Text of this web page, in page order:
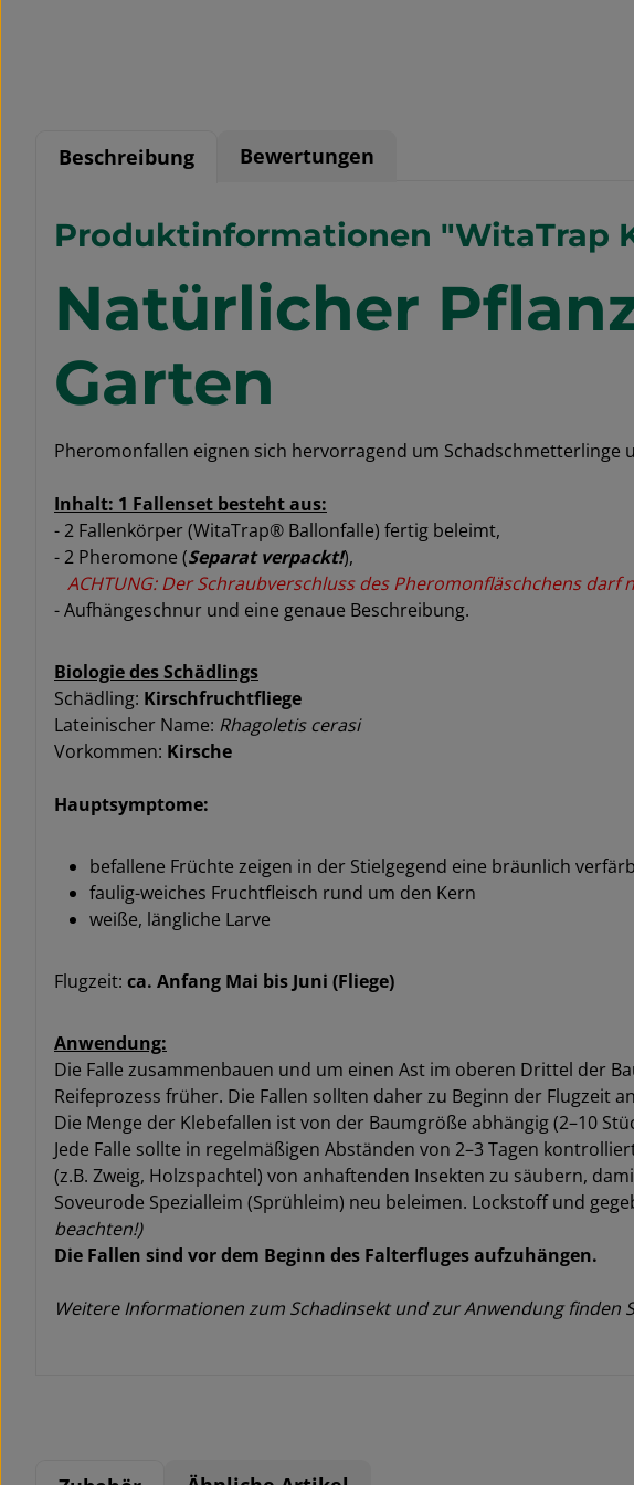
Beschreibung Bewertungen
Produktinformationen "WitaTrap
Natürlicher
Garten
Pheromonfallen eignen sich hervorragend um Schadschmetterlinge
Inhalt: 1 Fallenset besteht aus:
- 2 Fallenkörper (WitaTrap® Ballonfalle) fertig beleimt,
- 2 Pheromone (Separat verpackt!),
ACHTUNG: Der Schraubverschluss des Pheromonfläschchens darf
- Aufhängeschnur und eine genaue Beschreibung.
Biologie des Schädlings
Schädling: Kirschfruchtfliege
Lateinischer Name: Rhagoletis cerasi
Vorkommen: Kirsche
Hauptsymptome:
befallene Früchte zeigen in der Stielgegend eine bräunlich
faulig-weiches Fruchtfleisch rund um den Kern
weiße, längliche Larve
Flugzeit: ca. Anfang Mai bis Juni (Fliege)
Anwendung:
Die Falle zusammenbauen und um einen Ast im oberen Drittel der
Reifeprozess früher. Die Fallen sollten daher zu Beginn der Flugzeit
Die Menge der Klebefallen ist von der Baumgröße abhängig (2–10
Jede Falle sollte in regelmäßigen Abständen von 2–3 Tagen
(z.B. Zweig, Holzspachtel) von anhaftenden Insekten zu säubern,
Soveurode Spezialleim (Sprühleim) neu beleimen. Lockstoff und
beachten!)
Die Fallen sind vor dem Beginn des Falterfluges aufzuhängen.
Weitere Informationen zum Schadinsekt und zur Anwendung finden